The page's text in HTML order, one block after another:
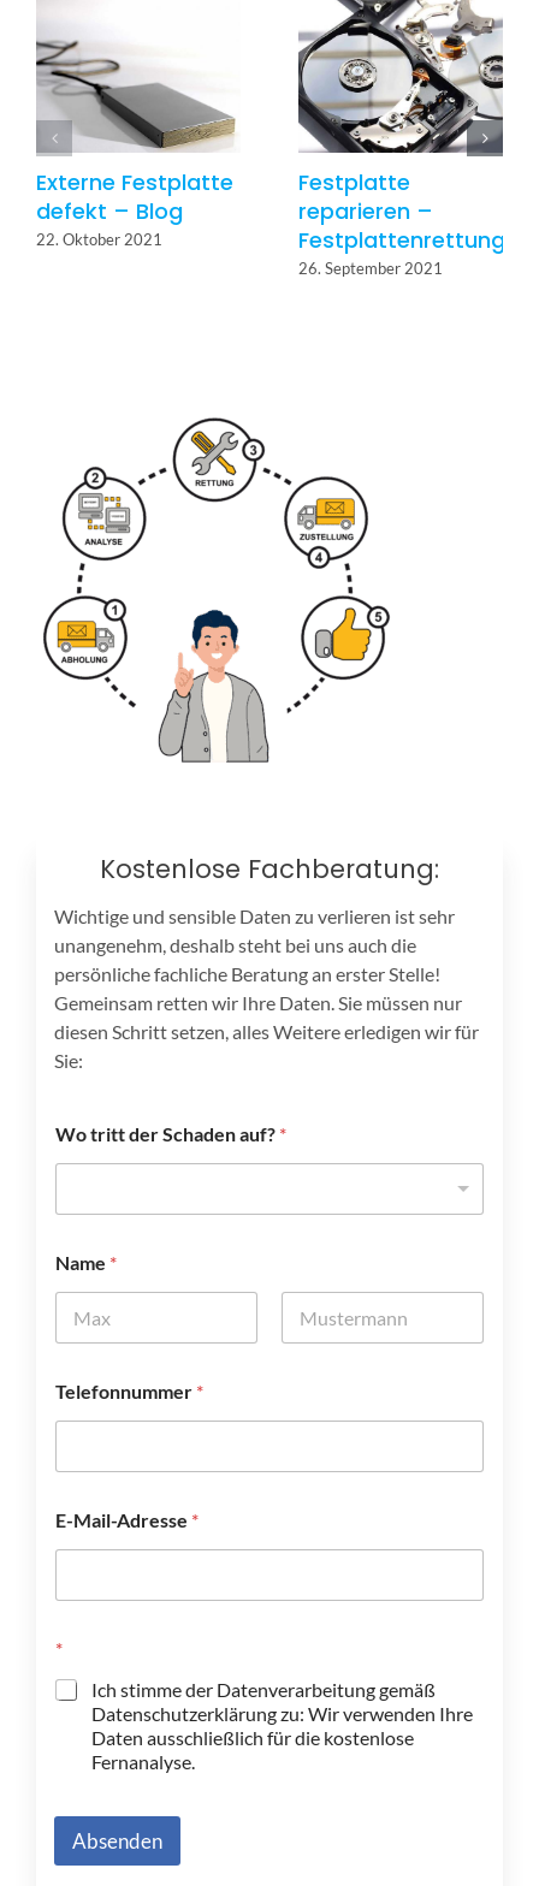
Externe Festplatte
defekt – Blog
22. Oktober 2021
Festplatte
reparieren –
Festplattenrettung
26. September 2021
Kostenlose Fachberatung:
Wichtige und sensible Daten zu verlieren ist sehr
unangenehm, deshalb steht bei uns auch die
persönliche fachliche Beratung an erster Stelle!
Gemeinsam retten wir Ihre Daten. Sie müssen nur
diesen Schritt setzen, alles Weitere erledigen wir für
Sie:
Wo tritt der Schaden auf? *
Name *
Telefonnummer *
E-Mail-Adresse *
*
Ich stimme der Datenverarbeitung gemäß
Datenschutzerklärung zu: Wir verwenden Ihre
Daten ausschließlich für die kostenlose
Fernanalyse.
Absenden